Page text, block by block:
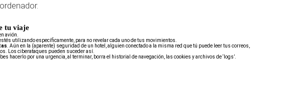
tu viaje
avión.
utilizando específicamente, para no revelar cada uno de tus movimientos.
. Aún en la (aparente) seguridad de un hotel, alguien conectado a la misma red que tú puede leer tus correos,
Los ciberataques pueden suceder así.
hacerlo por una urgencia, al terminar, borra el historial de navegación, las cookies y archivos de ‘logs’.